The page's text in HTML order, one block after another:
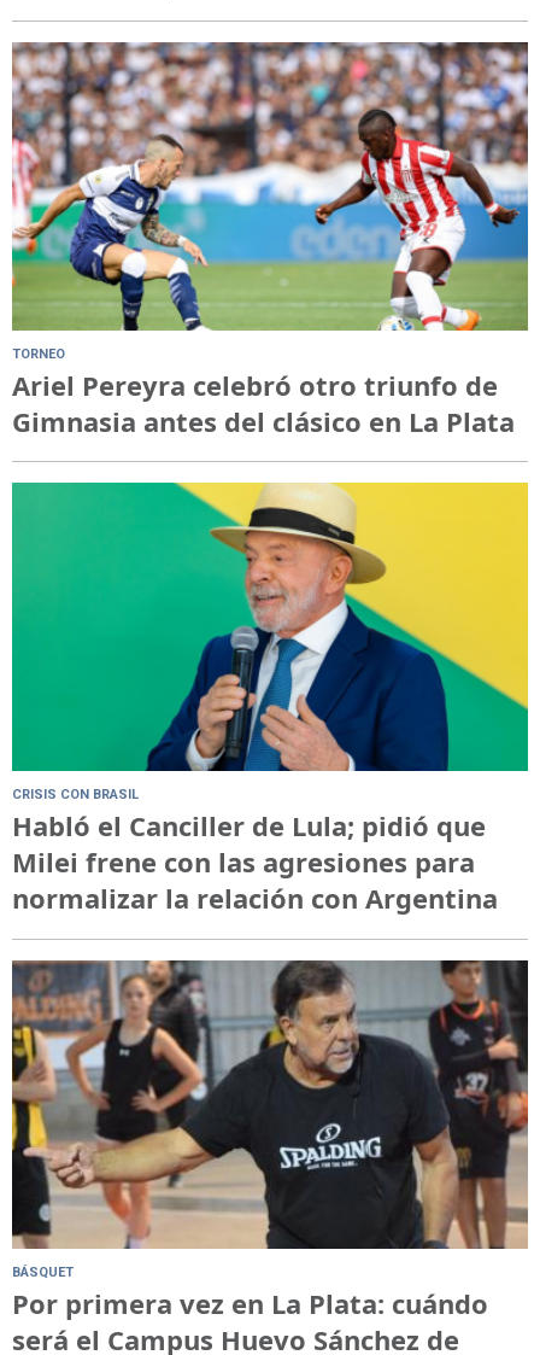
TORNEO
Ariel Pereyra celebró otro triunfo de
Gimnasia antes del clásico en La Plata
CRISIS CON BRASIL
Habló el Canciller de Lula; pidió que
Milei frene con las agresiones para
normalizar la relación con Argentina
BÁSQUET
Por primera vez en La Plata: cuándo
será el Campus Huevo Sánchez de